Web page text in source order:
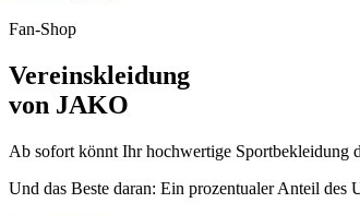
Fan-Shop
Vereinskleidung
von JAKO
Ab sofort könnt Ihr hochwertige
Und das Beste daran: Ein prozentualer Anteil